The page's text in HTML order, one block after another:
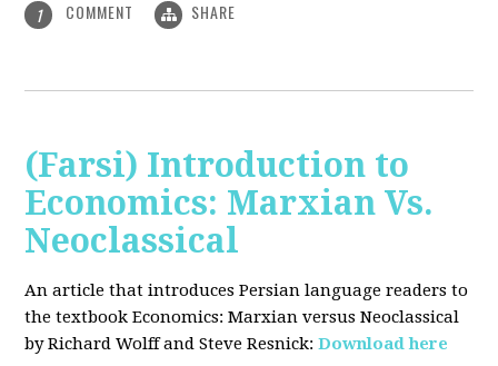
1 COMMENT SHARE
(Farsi) Introduction to
Economics: Marxian Vs.
Neoclassical
An article that introduces Persian language readers to
the textbook Economics: Marxian versus Neoclassical
by Richard Wolff and Steve Resnick:Download here